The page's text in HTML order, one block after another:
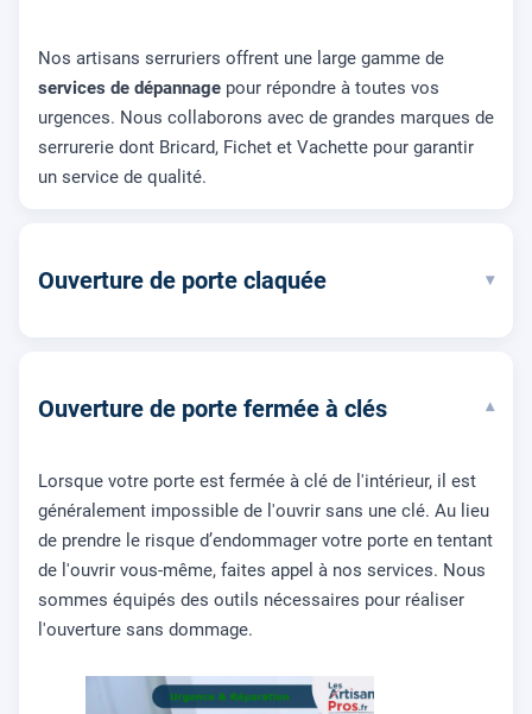
Nos artisans serruriers offrent une large gamme de
services de dépannage pour répondre à toutes vos
urgences. Nous collaborons avec de grandes marques de
serrurerie dont Bricard, Fichet et Vachette pour garantir
un service de qualité.
Ouverture de porte claquée ▾
Ouverture de porte fermée à clés ▾
Lorsque votre porte est fermée à clé de l'intérieur, il est
généralement impossible de l'ouvrir sans une clé. Au lieu
de prendre le risque d’endommager votre porte en tentant
de l'ouvrir vous-même, faites appel à nos services. Nous
sommes équipés des outils nécessaires pour réaliser
l'ouverture sans dommage.